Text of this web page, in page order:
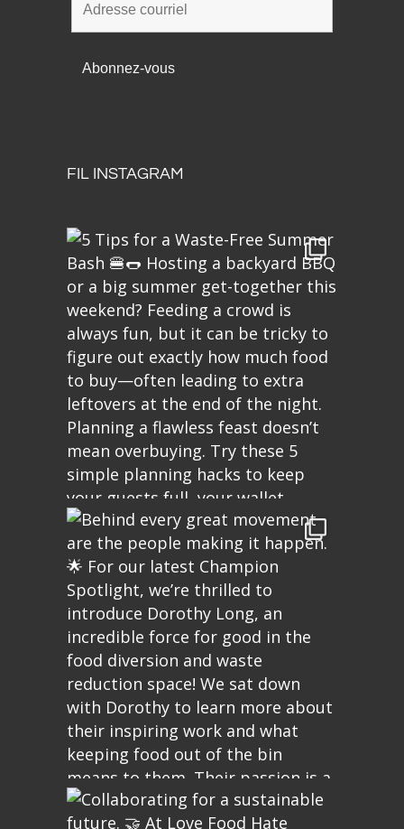
FIL INSTAGRAM